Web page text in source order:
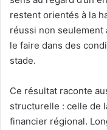
restent orientés à la
réussi non seulement
le faire dans des
stade.
Ce résultat raconte
structurelle : celle de
financier régional.